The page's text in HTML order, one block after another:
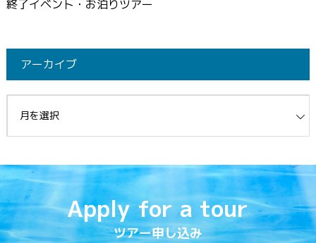
終了イベント・お泊りツアー
アーカイブ
Apply for a tour
ツアー申し込み